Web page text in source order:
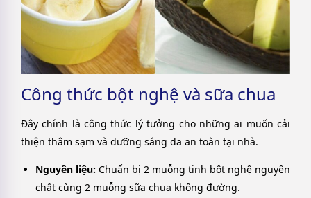
Công thức bột nghệ và sữa chua
Đây chính là công thức lý tưởng cho những ai muốn cải
thiện thâm sạm và dưỡng sáng da an toàn tại nhà.
Nguyên liệu: Chuẩn bị 2 muỗng tinh bột nghệ nguyên
chất cùng 2 muỗng sữa chua không đường.